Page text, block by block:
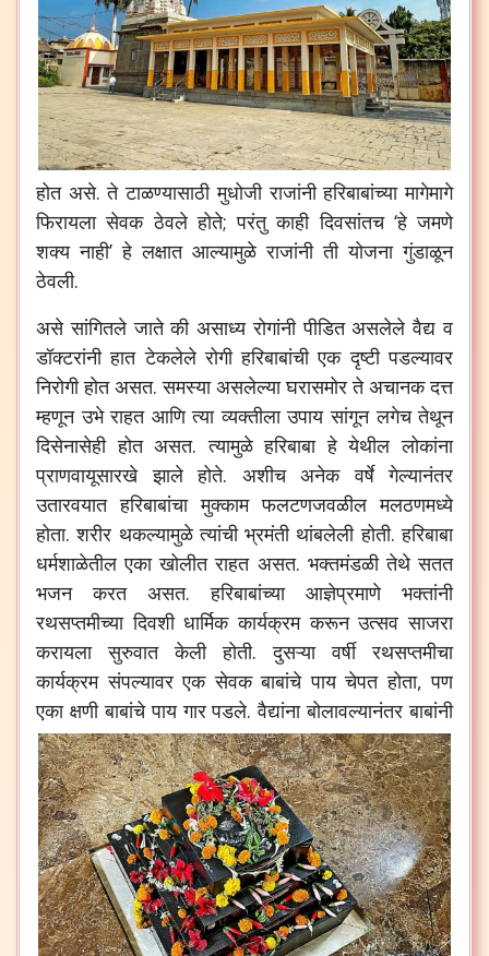
होत असे.ते टाळण्यासाठी मुधोजी राजांनी हरिबाबांच्या मागेमागे
फिरायला सेवक ठेवले होते;परंतु काही दिवसांतच‘हे जमणे
शक्य नाही’हे लक्षात आल्यामुळे राजांनी ती योजना गुंडाळून
ठेवली.
असे सांगितले जाते की असाध्य रोगांनी पीडित असलेले वैद्य व
डॉक्टरांनी हात टेकलेले रोगी हरिबाबांची एक दृष्टी पडल्यावर
निरोगी होत असत.समस्या असलेल्या घरासमोर ते अचानक दत्त
म्हणून उभे राहत आणि त्या व्यक्तीला उपाय सांगून लगेच तेथून
दिसेनासेही होत असत.त्यामुळे हरिबाबा हे येथील लोकांना
प्राणवायूसारखे झाले होते. अशीच अनेक वर्षे गेल्यानंतर
उतारवयात हरिबाबांचा मुक्काम फलटणजवळील मलठणमध्ये
होता.शरीर थकल्यामुळे त्यांची भ्रमंती थांबलेली होती.हरिबाबा
धर्मशाळेतील एका खोलीत राहत असत. भक्तमंडळी तेथे सतत
भजन
करत असत.हरिबाबांच्या आज्ञेप्रमाणे
भक्तांनी
रथसप्तमीच्या दिवशी धार्मिक कार्यक्रम करून उत्सव साजरा
करायला
सुरुवात केली होती.दुसऱ्या वर्षी
रथसप्तमीचा
कार्यक्रम संपल्यावर एक सेवक बाबांचे पाय चेपत होता,पण
एका क्षणी बाबांचे पाय गार पडले.वैद्यांना बोलावल्यानंतर बाबांनी